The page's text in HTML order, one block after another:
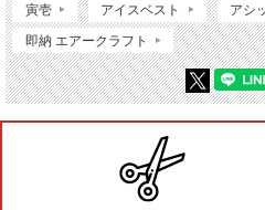
寅壱 アイスベスト アシ
即納 エアークラフト